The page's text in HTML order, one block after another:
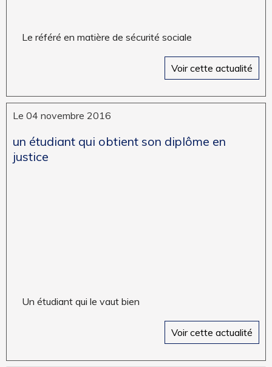
Le référé en matière de sécurité sociale
Voir cette actualité
Le 04 novembre 2016
un étudiant qui obtient son diplôme en
justice
un étudiant qui le vaut bien
Voir cette actualité